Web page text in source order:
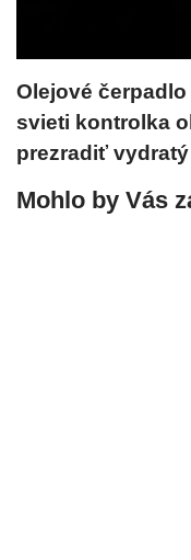
Olejové
svieti kontrolka
prezradiť
Mohlo by Vás